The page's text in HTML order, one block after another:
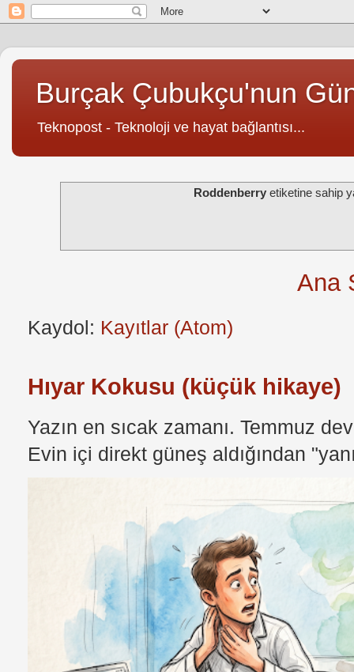
Burçak Çubukçu'nun
Teknopost - Teknoloji ve hayat bağlantısı...
Roddenberry etiketine sahip
Ana
Kaydol: Kayıtlar (Atom)
Hıyar Kokusu (küçük hikaye)
Yazın en sıcak zamanı. Temmuz
Evin içi direkt güneş aldığından